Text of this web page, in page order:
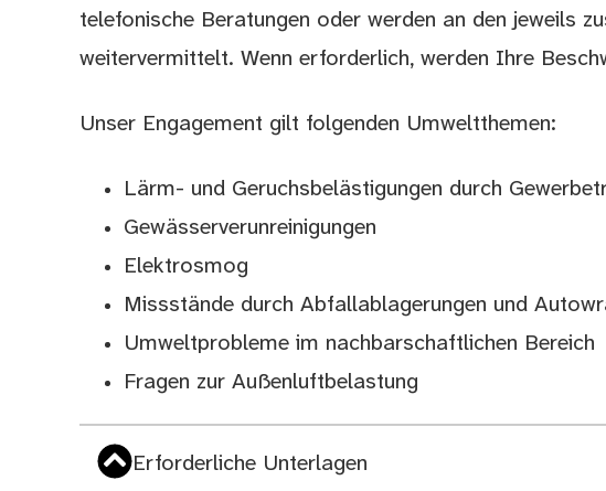
telefonische Beratungen oder werden an den jeweils
weitervermittelt. Wenn erforderlich, werden Ihre
Unser Engagement gilt folgenden Umweltthemen:
Lärm- und Geruchsbelästigungen durch
Gewässerverunreinigungen
Elektrosmog
Missstände durch Abfallablagerungen und
Umweltprobleme im nachbarschaftlichen Bereich
Fragen zur Außenluftbelastung
Erforderliche Unterlagen